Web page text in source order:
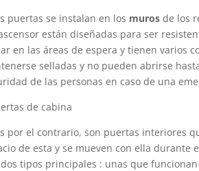
puertas se instalan en los muros de los
están diseñadas para ser
en las áreas de espera y tienen varios
selladas y no pueden abrirse
de las personas en caso de una
de cabina
por el contrario, son puertas interiores
de esta y se mueven con ella durante
dos tipos principales : unas que